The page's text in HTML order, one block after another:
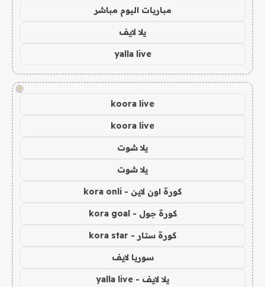
مباريات اليوم مباشر
يلا لايف
yalla live
!
koora live
koora live
يلا شوت
يلا شوت
كورة اون لاين - kora onli
كورة جول - kora goal
كورة ستار - kora star
سوريا لايف
يلا لايف - yalla live